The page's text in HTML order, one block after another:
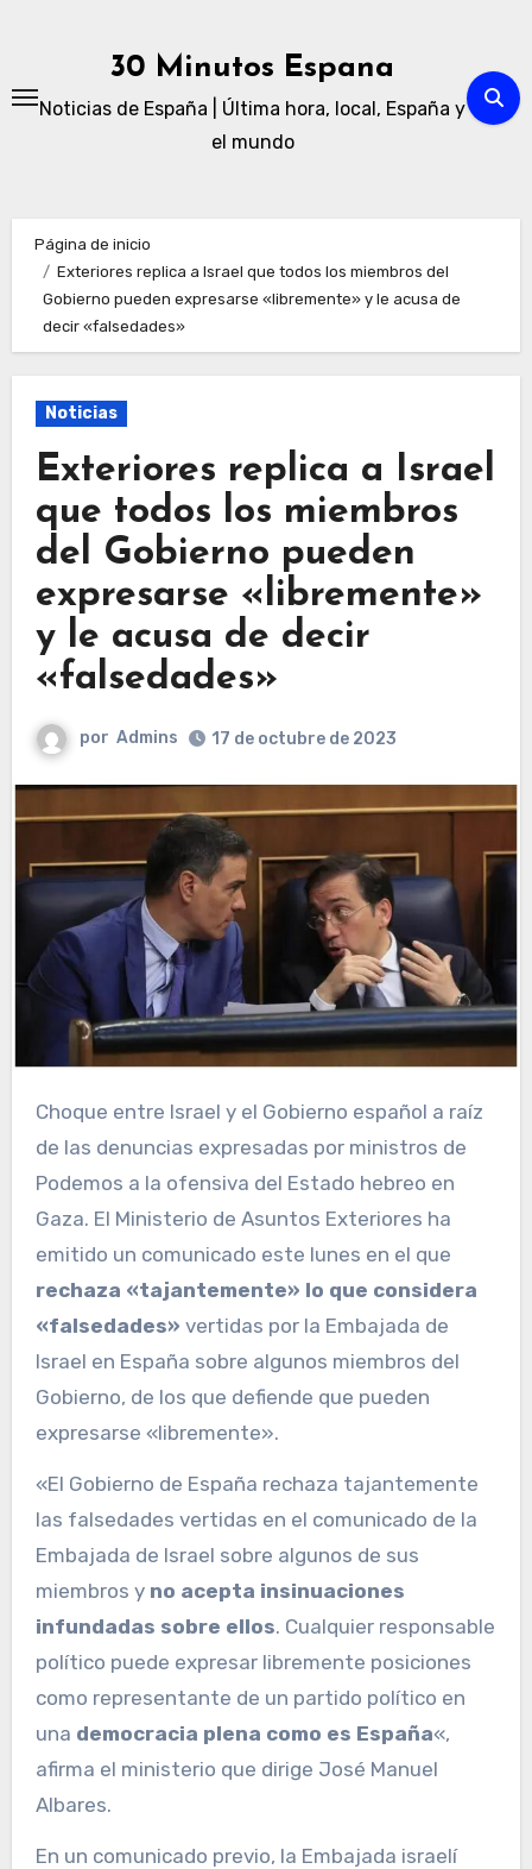
30 Minutos Espana
Noticias de España | Última hora, local, España y
el mundo
Página de inicio
Exteriores replica a Israel que todos los miembros del
Gobierno pueden expresarse «libremente» y le acusa de
decir «falsedades»
Noticias
Exteriores replica a Israel
que todos los miembros
del Gobierno pueden
expresarse «libremente»
y le acusa de decir
«falsedades»
por Admins 17 de octubre de 2023
Choque entre Israel y el Gobierno español a raíz
de las denuncias expresadas por ministros de
Podemos a la ofensiva del Estado hebreo en
Gaza. El Ministerio de Asuntos Exteriores ha
emitido un comunicado este lunes en el que
rechaza «tajantemente» lo que considera
«falsedades» vertidas por la Embajada de
Israel en España sobre algunos miembros del
Gobierno, de los que defiende que pueden
expresarse «libremente».
«El Gobierno de España rechaza tajantemente
las falsedades vertidas en el comunicado de la
Embajada de Israel sobre algunos de sus
miembros y no acepta insinuaciones
infundadas sobre ellos. Cualquier responsable
político puede expresar libremente posiciones
como representante de un partido político en
una democracia plena como es España«,
afirma el ministerio que dirige José Manuel
Albares.
En un comunicado previo, la Embajada israelí